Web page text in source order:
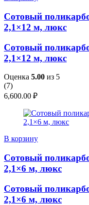
Сотовый
2,1×12 м, люкс
Сотовый
2,1×12 м, люкс
Оценка 5.00 из 5
(7)
6,600.00 ₽
В корзину
Сотовый
2,1×6 м, люкс
Сотовый
2,1×6 м, люкс